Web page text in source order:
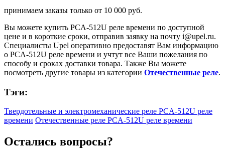
принимаем заказы только от 10 000 руб.
Вы можете купить PCA-512U реле времени по доступной
цене и в короткие сроки, отправив заявку на почту i@upel.ru.
Специалисты Upel оперативно предоставят Вам информацию
о PCA-512U реле времени и учтут все Ваши пожелания по
способу и сроках доставки товара. Также Вы можете
посмотреть другие товары из категории Отечественные реле.
Тэги:
Твердотельные и электромеханические реле PCA-512U реле
времени Отечественные реле PCA-512U реле времени
Остались вопросы?